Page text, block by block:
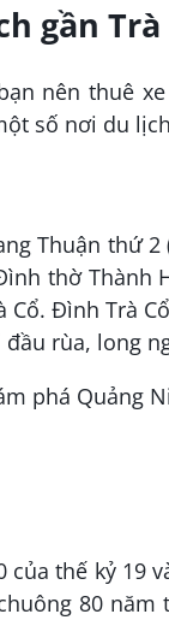
gần Trà
nên thuê
số nơi du
Thuận thứ
thờ Thành
Cổ. Đình Trà
rùa, long
thế kỷ 19
80